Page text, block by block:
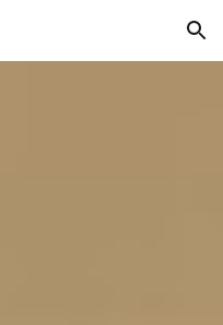
Skip to navigation